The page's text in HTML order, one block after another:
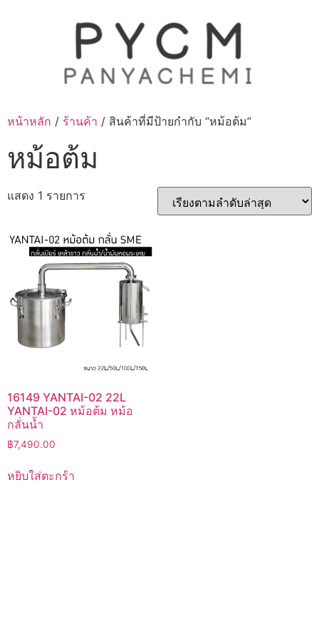
หน้าหลัก / ร้านค้า / สินค้าที่มีป้ายกำกับ “หม้อต้ม”
หม้อต้ม
แสดง 1 รายการ
16149 YANTAI-02 22L
YANTAI-02 หม้อต้ม หม้อ
กลั่นน้ำ
฿7,490.00
หยิบใส่ตะกร้า